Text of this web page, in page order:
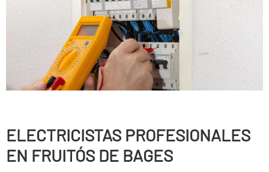
ELECTRICISTAS PROFESIONALES
EN FRUITÓS DE BAGES